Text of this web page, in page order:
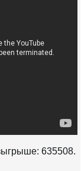
635508.